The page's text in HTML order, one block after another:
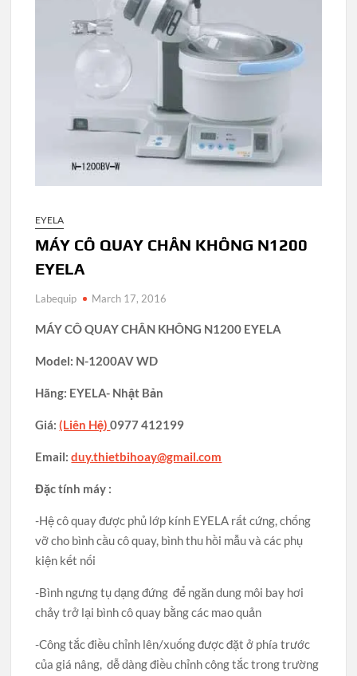
EYELA
MÁY CÔ QUAY CHÂN KHÔNG N1200
EYELA
Labequip March 17, 2016
MÁY CÔ QUAY CHÂN KHÔNG N1200 EYELA
Model: N-1200AV WD
Hãng: EYELA- Nhật Bản
Giá:(Liên Hệ)0977 412199
Email:duy.thietbihoay@gmail.com
Đặc tính máy :
-Hệ cô quay được phủ lớp kính EYELA rất cứng, chống
vỡ cho bình cầu cô quay, bình thu hồi mẫu và các phụ
kiện kết nối
-Bình ngưng tụ dạng đứng để ngăn dung môi bay hơi
chảy trở lại bình cô quay bằng các mao quản
-Công tắc điều chỉnh lên/xuống được đặt ở phía trước
của giá nâng, dễ dàng điều chỉnh công tắc trong trường